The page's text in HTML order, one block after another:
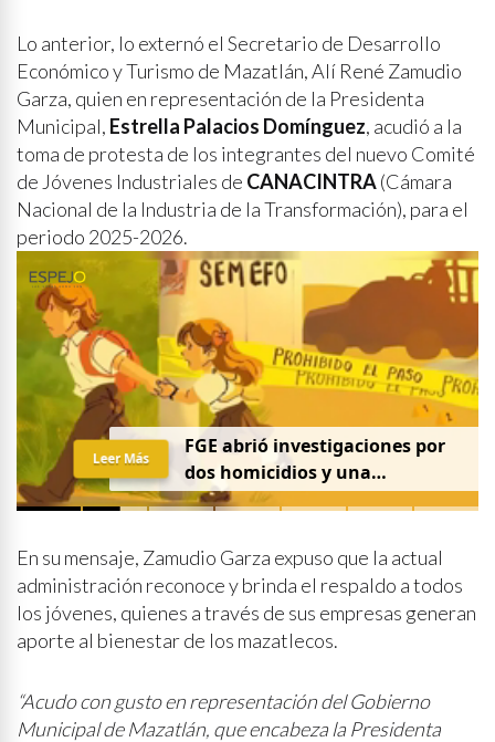
Lo anterior, lo externó el Secretario de Desarrollo
Económico y Turismo de Mazatlán, Alí René Zamudio
Garza, quien en representación de la Presidenta
Municipal, Estrella Palacios Domínguez, acudió a la
toma de protesta de los integrantes del nuevo Comité
de Jóvenes Industriales de CANACINTRA(Cámara
Nacional de la Industria de la Transformación), para el
periodo 2025-2026.
FGE abrió investigaciones por
dos homicidios y una
desaparición el 7 de agosto
Leer Más
En su mensaje, Zamudio Garza expuso que la actual
administración reconoce y brinda el respaldo a todos
los jóvenes, quienes a través de sus empresas generan
aporte al bienestar de los mazatlecos.
“Acudo con gusto en representación del Gobierno
Municipal de Mazatlán, que encabeza la Presidenta